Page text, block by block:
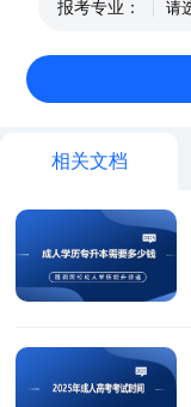
报考专业：
相关文档